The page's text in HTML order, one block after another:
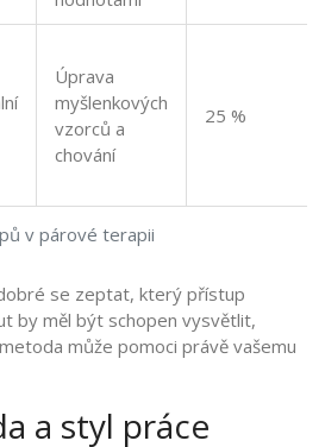
v párové terapii
Úprava
myšlenkových
vzorců a
chování
25 %
se zeptat, který přístup
by měl být schopen vysvětlit,
může pomoci právě vašemu
a styl práce